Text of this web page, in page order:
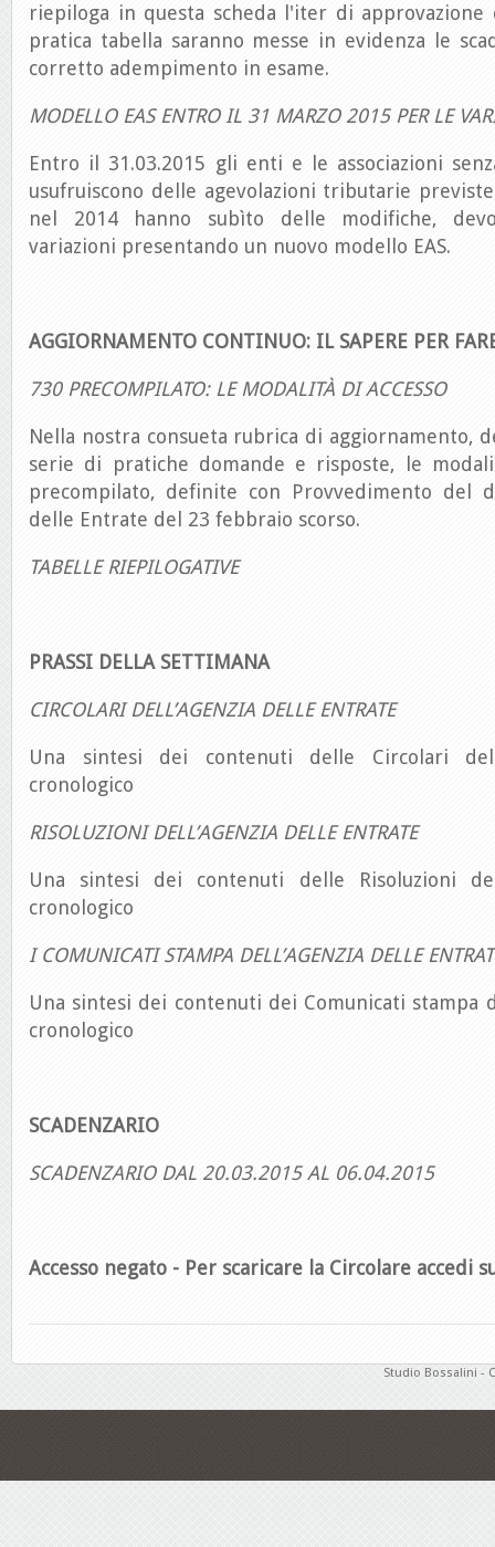
riepiloga in questa scheda l'iter di approvazione
pratica tabella saranno messe in evidenza le
corretto adempimento in esame.
MODELLO EAS ENTRO IL 31 MARZO 2015 PER LE
Entro il 31.03.2015 gli enti e le associazioni
usufruiscono delle agevolazioni tributarie
nel 2014 hanno subìto delle modifiche,
variazioni presentando un nuovo modello EAS.
AGGIORNAMENTO CONTINUO: IL SAPERE PER
730 PRECOMPILATO: LE MODALITÀ DI ACCESSO
Nella nostra consueta rubrica di aggiornamento,
serie di pratiche domande e risposte, le
precompilato, definite con Provvedimento del
delle Entrate del 23 febbraio scorso.
TABELLE RIEPILOGATIVE
PRASSI DELLA SETTIMANA
CIRCOLARI DELL’AGENZIA DELLE ENTRATE
Una sintesi dei contenuti delle Circolari
cronologico
RISOLUZIONI DELL’AGENZIA DELLE ENTRATE
Una sintesi dei contenuti delle Risoluzioni
cronologico
I COMUNICATI STAMPA DELL’AGENZIA DELLE
Una sintesi dei contenuti dei Comunicati stampa
cronologico
SCADENZARIO
SCADENZARIO DAL 20.03.2015 AL 06.04.2015
Accesso negato - Per scaricare la Circolare accedi
Studio Bossalini -